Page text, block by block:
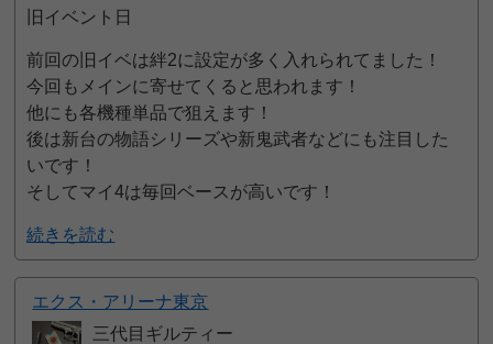
旧イベント日
前回の旧イベは絆2に設定が多く入れられてました！
今回もメインに寄せてくると思われます！
他にも各機種単品で狙えます！
後は新台の物語シリーズや新鬼武者などにも注目した
いです！
そしてマイ4は毎回ベースが高いです！
続きを読む
エクス・アリーナ東京
三代目ギルティー